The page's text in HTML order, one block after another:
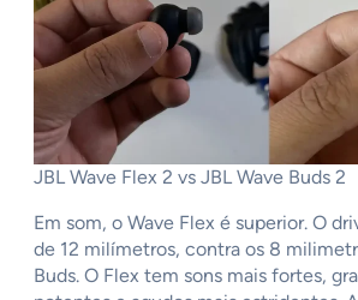
JBL Wave Flex 2 vs JBL Wave Buds 2
Em som, o Wave Flex é superior. O
de 12 milímetros, contra os 8
Buds. O Flex tem sons mais fortes,